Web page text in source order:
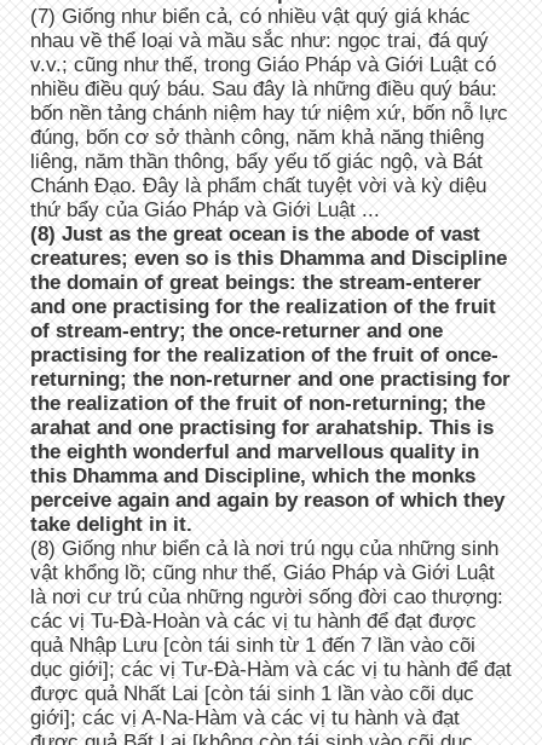
(7) Giống như biển cả, có nhiều vật quý giá khác
nhau về thể loại và mầu sắc như: ngọc trai, đá quý
v.v.; cũng như thế, trong Giáo Pháp và Giới Luật có
nhiều điều quý báu. Sau đây là những điều quý báu:
bốn nền tảng chánh niệm hay tứ niệm xứ, bốn nỗ lực
đúng, bốn cơ sở thành công, năm khả năng thiêng
liêng, năm thần thông, bẩy yếu tố giác ngộ, và Bát
Chánh Đạo. Đây là phẩm chất tuyệt vời và kỳ diệu
thứ bẩy của Giáo Pháp và Giới Luật ...
(8) Just as the great ocean is the abode of vast
creatures; even so is this Dhamma and Discipline
the domain of great beings: the stream-enterer
and one practising for the realization of the fruit
of stream-entry; the once-returner and one
practising for the realization of the fruit of once-
returning; the non-returner and one practising for
the realization of the fruit of non-returning; the
arahat and one practising for arahatship. This is
the eighth wonderful and marvellous quality in
this Dhamma and Discipline, which the monks
perceive again and again by reason of which they
take delight in it.
(8) Giống như biển cả là nơi trú ngụ của những sinh
vật khổng lồ; cũng như thế, Giáo Pháp và Giới Luật
là nơi cư trú của những người sống đời cao thượng:
các vị Tu-Đà-Hoàn và các vị tu hành để đạt được
quả Nhập Lưu [còn tái sinh từ 1 đến 7 lần vào cõi
dục giới]; các vị Tư-Đà-Hàm và các vị tu hành để đạt
được quả Nhất Lai [còn tái sinh 1 lần vào cõi dục
giới]; các vị A-Na-Hàm và các vị tu hành và đạt